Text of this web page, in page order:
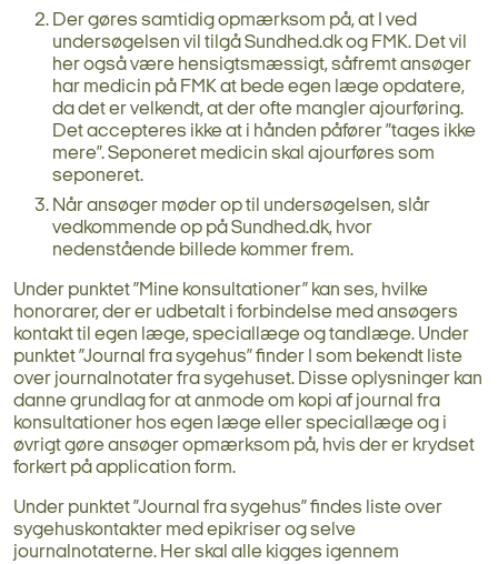
Der gøres samtidig opmærksom på, at I ved
undersøgelsen vil tilgå Sundhed.dk og FMK. Det vil
her også være hensigtsmæssigt, såfremt ansøger
har medicin på FMK at bede egen læge opdatere,
da det er velkendt, at der ofte mangler ajourføring.
Det accepteres ikke at i hånden påfører ”tages ikke
mere”. Seponeret medicin skal ajourføres som
seponeret.
Når ansøger møder op til undersøgelsen, slår
vedkommende op på Sundhed.dk, hvor
nedenstående billede kommer frem.
Under punktet ”Mine konsultationer” kan ses, hvilke
honorarer, der er udbetalt i forbindelse med ansøgers
kontakt til egen læge, speciallæge og tandlæge. Under
punktet ”Journal fra sygehus” finder I som bekendt liste
over journalnotater fra sygehuset. Disse oplysninger kan
danne grundlag for at anmode om kopi af journal fra
konsultationer hos egen læge eller speciallæge og i
øvrigt gøre ansøger opmærksom på, hvis der er krydset
forkert på application form.
Under punktet ”Journal fra sygehus” findes liste over
sygehuskontakter med epikriser og selve
journalnotaterne. Her skal alle kigges igennem